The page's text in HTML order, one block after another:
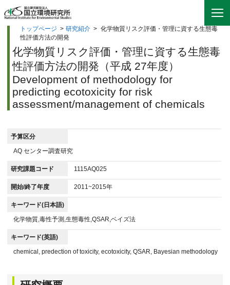
トップページ > 研究紹介 > 化学物質リスク評価・管理に資する生態毒
性評価方法の開発
化学物質リスク評価・管理に資する生態毒
性評価方法の開発（平成 27年度）
Development of methodology for
predicting ecotoxicity for risk
assessment/management of chemicals
予算区分
AQ センター調査研究
研究課題コード 1115AQ025
開始/終了年度 2011~2015年
キーワード(日本語)
化学物質,毒性予測,生態毒性,QSAR,ベイズ法
キーワード(英語)
chemical, predection of toxicity, ecotoxicity, QSAR, Bayesian methodology